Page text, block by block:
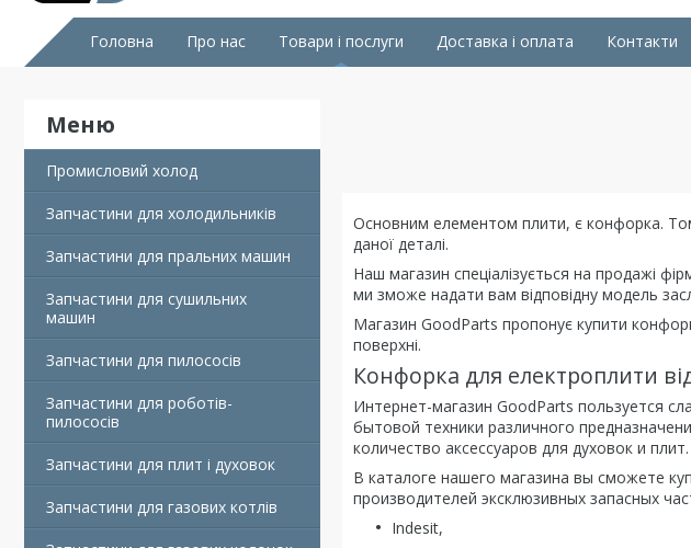
Головна Про нас Товари і послуги Доставка і оплата Контакти
Промисловий холод
Запчастини для холодильників
Запчастини для пральних машин
Запчастини для сушильних
машин
Запчастини для пилососів
Запчастини для роботів-
пилососів
Запчастини для плит і духовок
Запчастини для газових котлів
Основним елементом плити, є конфорка.
даної деталі.
Наш магазин спеціалізується на продажі
ми зможе надати вам відповідну модель
Магазин GoodParts пропонує купити
поверхні.
Конфорка для електроплити
Интернет-магазин GoodParts пользуется
бытовой техники различного
количество аксессуаров для духовок и плит.
В каталоге нашего магазина вы сможете
производителей эксклюзивных запасных
Indesit,